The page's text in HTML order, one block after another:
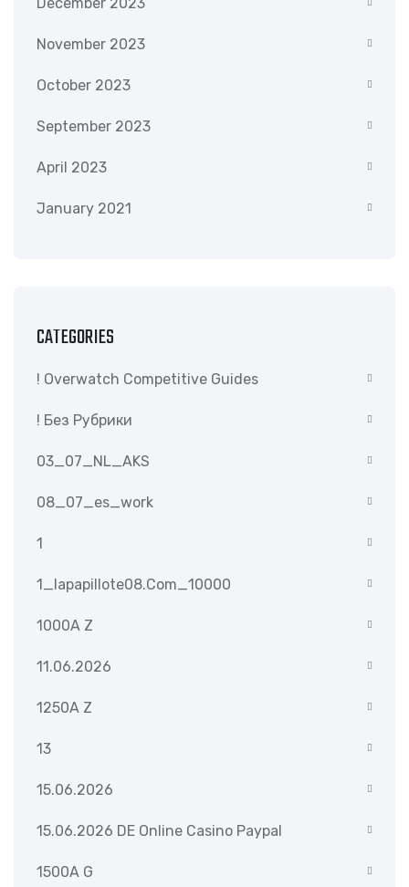
November 2023
October 2023
September 2023
April 2023
January 2021
CATEGORIES
! Overwatch Competitive Guides
! Без Рубрики
03_07_NL_AKS
08_07_es_work
1
1_lapapillote08.com_10000
1000A Z
11.06.2026
1250A Z
13
15.06.2026
15.06.2026 DE Online Casino Paypal
1500A G